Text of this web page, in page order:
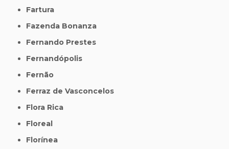
Fartura
Fazenda Bonanza
Fernando Prestes
Fernandópolis
Fernão
Ferraz de Vasconcelos
Flora Rica
Floreal
Florínea